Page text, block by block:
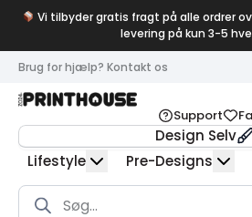
Vi tilbyder gratis fragt på alle ordrer
levering på kun 3-5
Brug for hjælp? Kontakt os
Support
Design Selv
Lifestyle
Pre-Designs
Products
search